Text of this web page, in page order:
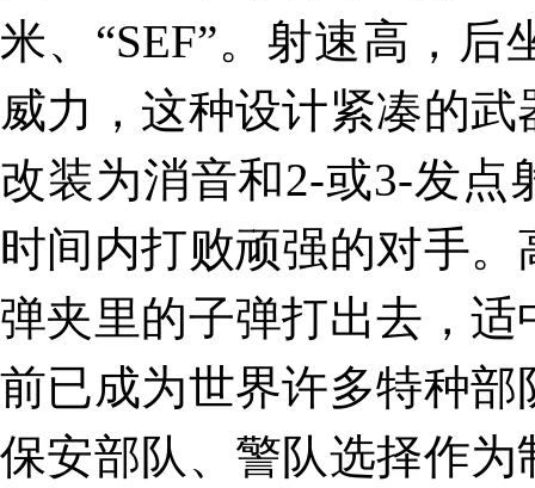
米、“SEF”。射速高，
威力，这种设计紧凑的
改装为消音和2-或3-发点
时间内打败顽强的对手
弹夹里的子弹打出去，
前已成为世界许多特种
保安部队、警队选择作